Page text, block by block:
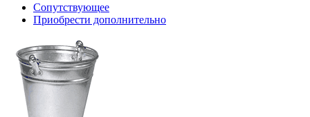
Сопутствующее
Приобрести дополнительно